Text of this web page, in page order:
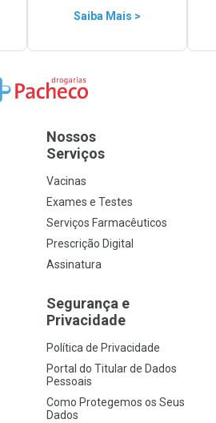
Saiba Mais >
a Home
Nossos
Serviços
Vacinas
Exames e Testes
Serviços Farmacêuticos
Prescrição Digital
Assinatura
Segurança e
Privacidade
Política de Privacidade
Portal do Titular de Dados
Pessoais
Como Protegemos os Seus
Dados